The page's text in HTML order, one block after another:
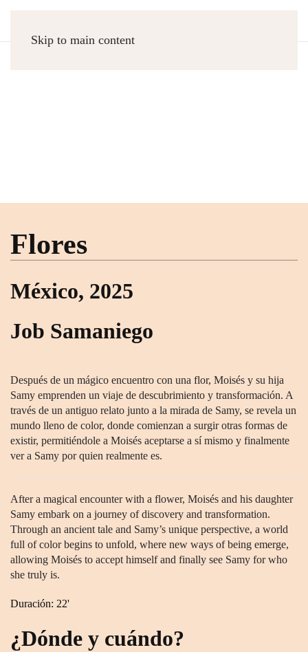
Skip to main content
Flores
México, 2025
Job Samaniego
Después de un mágico encuentro con una flor, Moisés y su hija
Samy emprenden un viaje de descubrimiento y transformación. A
través de un antiguo relato junto a la mirada de Samy, se revela un
mundo lleno de color, donde comienzan a surgir otras formas de
existir, permitiéndole a Moisés aceptarse a sí mismo y finalmente
ver a Samy por quien realmente es.
After a magical encounter with a flower, Moisés and his daughter
Samy embark on a journey of discovery and transformation.
Through an ancient tale and Samy’s unique perspective, a world
full of color begins to unfold, where new ways of being emerge,
allowing Moisés to accept himself and finally see Samy for who
she truly is.
Duración: 22'
¿Dónde y cuándo?